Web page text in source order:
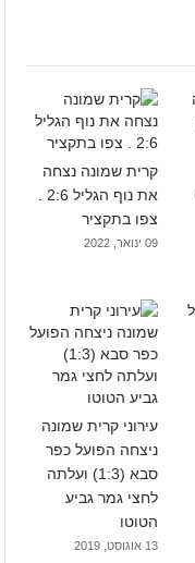
קרית שמונה נצחה
את נוף הגליל 2:6 .
צפו בתקציר
09 ינואר, 2022
עירוני קרית שמונה
ניצחה הפועל כפר
סבא (1:3) ועלתה
לחצי גמר גביע
הטוטו
13 אוגוסט, 2019